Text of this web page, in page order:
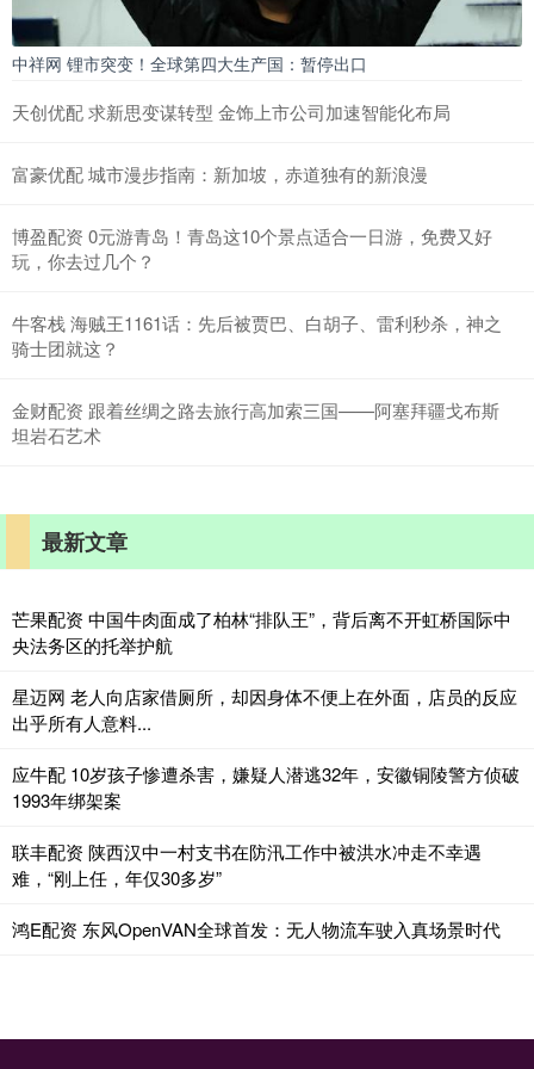
中祥网 锂市突变！全球第四大生产国：暂停出口
天创优配 求新思变谋转型 金饰上市公司加速智能化布局
富豪优配 城市漫步指南：新加坡，赤道独有的新浪漫
博盈配资 0元游青岛！青岛这10个景点适合一日游，免费又好
玩，你去过几个？
牛客栈 海贼王1161话：先后被贾巴、白胡子、雷利秒杀，神之
骑士团就这？
金财配资 跟着丝绸之路去旅行高加索三国——阿塞拜疆戈布斯
坦岩石艺术
最新文章
芒果配资 中国牛肉面成了柏林“排队王”，背后离不开虹桥国际中
央法务区的托举护航
星迈网 老人向店家借厕所，却因身体不便上在外面，店员的反应
出乎所有人意料...
应牛配 10岁孩子惨遭杀害，嫌疑人潜逃32年，安徽铜陵警方侦破
1993年绑架案
联丰配资 陕西汉中一村支书在防汛工作中被洪水冲走不幸遇
难，“刚上任，年仅30多岁”
鸿E配资 东风OpenVAN全球首发：无人物流车驶入真场景时代